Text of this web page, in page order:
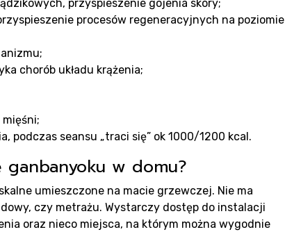
przyspieszenie gojenia skóry;
procesów regeneracyjnych na poziomie
chorób układu krążenia;
podczas seansu „traci się” ok 1000/1200 kcal.
w domu?
umieszczone na macie grzewczej. Nie ma
czy metrażu. Wystarczy dostęp do instalacji
oraz nieco miejsca, na którym można wygodnie